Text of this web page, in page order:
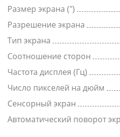
Размер экрана (")
Разрешение экрана
Тип экрана
Соотношение сторон
Частота дисплея (Гц)
Число пикселей на дюйм
Сенсорный экран
Автоматический поворот